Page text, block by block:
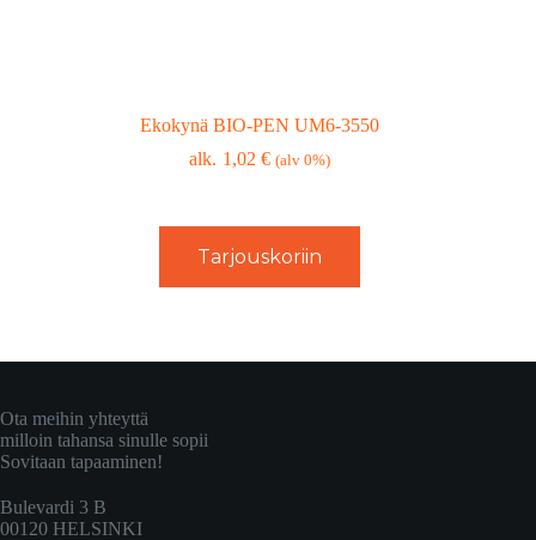
Ekokynä BIO-PEN UM6-3550
1,02€ (alv 0%)
Tarjouskoriin
Ota meihin yhteyttä
milloin tahansa sinulle sopii
Sovitaan tapaaminen!
Bulevardi 3 B
00120 HELSINKI